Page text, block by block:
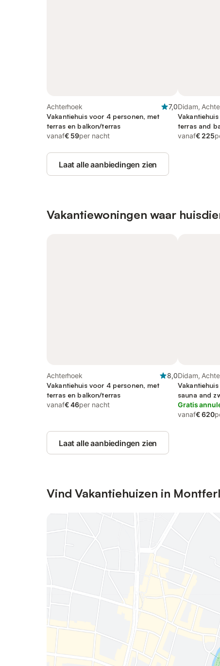
Achterhoek
7,0
Vakantiehuis voor 4 personen, met
terras en balkon/terras
vanaf€ 59per nacht
Didam,
terras and
uitzicht op
vanaf€ 225
Laat alle aanbiedingen zien
Vakantiewoningen waar
Achterhoek
8,0
Vakantiehuis voor 4 personen, met
terras en balkon/terras
vanaf€ 46per nacht
Didam,
sauna and
terras,
Gratis
vanaf€ 620
Laat alle aanbiedingen zien
Vind Vakantiehuizen in